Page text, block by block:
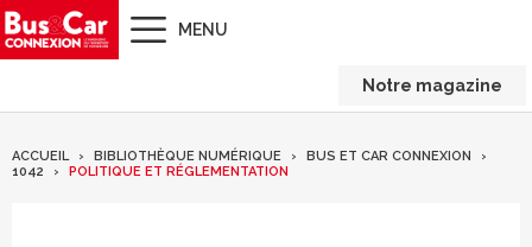
MENU
Notre magazine
ACCUEIL BIBLIOTHÈQUE NUMÉRIQUE
BUS ET CAR CONNEXION
1042
POLITIQUE ET RÉGLEMENTATION